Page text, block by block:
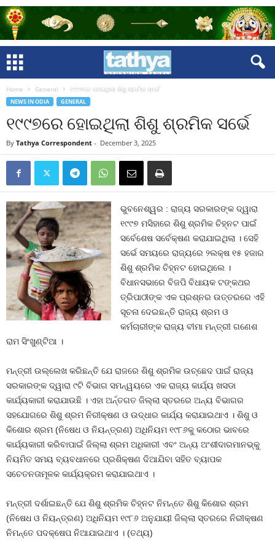
Home General ୧୯୯୭ରେ ହୋଇଥିଲା ଶିଶୁ ଶ୍ରମିକ ସର୍ଭେ
NEWS IN ODIA GENERAL
୧୯୯୭ରେ ହୋଇଥିଲା ଶିଶୁ ଶ୍ରମିକ ସର୍ଭେ
By Tathya Correspondent - December 3, 2025
ଭୁବନେଶ୍ୱର : ରାଜ୍ୟ ସରକାରଙ୍କ ଦ୍ୱାରା
୧୯୯୭ ମସିହାରେ ଶିଶୁ ଶ୍ରମିକ ଚିହ୍ନଟ ପାଇଁ
ସର୍ବେଶେଷ ସର୍ବେକ୍ଷଣ କରାଯାଇଥିଲା । ସେହି
ସର୍ଭେ ସମୟରେ ରାଜ୍ୟରେ ୨ଲକ୍ଷ ୧୫ ହଜାର
ଶିଶୁ ଶ୍ରମିକ ଚିହ୍ନଟ ହୋଇଥିଲେ ।
ବିଧାନସଭାରେ ବିଜପି ବିଧାୟକ ଟଙ୍କଥର
ତ୍ରିପାଠୀଙ୍କ ଏକ ପ୍ରଶ୍ନର ଉତ୍ତରରେ ଏହି
ସୂଚନା ଦେଇଛନ୍ତି ରାଜ୍ୟ ଶ୍ରମ ଓ
କର୍ମଚାରୀଙ୍କ ରାଜ୍ୟ ବୀମା ମନ୍ତ୍ରୀ ଗଣେଶ
ରାମ ସିଂଖୁଣ୍ଟିଆ ।
ମନ୍ତ୍ରୀ ଉଲ୍ଲେଖ କରିଛନ୍ତି ଯେ ରାଜରେ ଶିଶୁ ଶ୍ରମିକ ଉଚ୍ଛେଦ ପାଇଁ ରାଜ୍ୟ
ସରକାରଙ୍କ ଦ୍ୱାରା ୯ଟି ବିଭାଗ ସମନ୍ୱୟରେ ଏକ ରାଜ୍ୟ କାର୍ଯ୍ୟ ଖସଡା
କାର୍ଯ୍ୟକାରୀ କରାଯାଉଛି । ଏହା ଅର୍ନ୍ତଗତ ଜିଲ୍ଲା ସ୍ତରରେ ଅନ୍ୟ ବିଭାଗର
ସହଯୋଗରେ ଶିଶୁ ଶ୍ରମ ନିରୀକ୍ଷଣ ଓ ଉଦ୍ଧାର କାର୍ଯ୍ୟ କରାଯାଇଥାଏ । ଶିଶୁ ଓ
କିଶୋର ଶ୍ରମ (ନିଷେଧ ଓ ନିୟନ୍ତ୍ରଣ) ଅଧିନିୟମ ୧୯୮୬କୁ କଠୋର ଭାବରେ
କାର୍ଯ୍ୟକାରୀ କରିବାପାଇଁ ଜିଲ୍ଲା ଶ୍ରମ ଅଧିକାରୀ ଏବଂ ଅନ୍ୟ ଅଂଶୀଦାରମାନଭ୍‍କୁ
ନିୟମିତ ସମୟ ବ୍ୟବଧାନରେ ପ୍ରଶିକ୍ଷଣ ଦିଆଯିବା ସହିତ ବ୍ୟାପକ
ସଚେତନତାମୂଳକ କାର୍ଯ୍ୟକ୍ରମ କରାଯାଇଥାଏ ।
ମନ୍ତ୍ରୀ ଦର୍ଶାଇଛନ୍ତି ଯେ ଶିଶୁ ଶ୍ରମିକ ଚିହ୍ନଟ ନିମନ୍ତେ ଶିଶୁ କିଶୋର ଶ୍ରମ
(ନିଷେଧ ଓ ନିୟନ୍ତ୍ରଣ) ଅଧିନିୟମ ୧୯୮୬ ଅନୁଯାୟୀ ଜିଲ୍ଲା ସ୍ତରରେ ନିରୀକ୍ଷଣ
ନିମନ୍ତେ ପଦକ୍ଷେପ ନିଆଯାଇଥାଏ । (ତଥ୍ୟ)